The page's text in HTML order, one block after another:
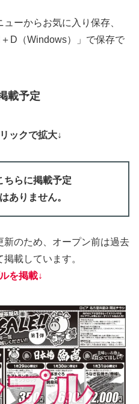
ーからお気に入り保存、
D（Windows）」で保存で
載予定
ックで拡大↓
ちらに掲載予定
ありません。
新のため、オープン前は過去
載しています。
を掲載↓